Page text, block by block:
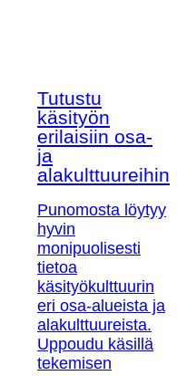
Tutustu
käsityön
erilaisiin osa-
ja
alakulttuureihin!
Punomosta löytyy
hyvin
monipuolisesti
tietoa
käsityökulttuurin
eri osa-alueista ja
alakulttuureista.
Uppoudu käsillä
tekemisen